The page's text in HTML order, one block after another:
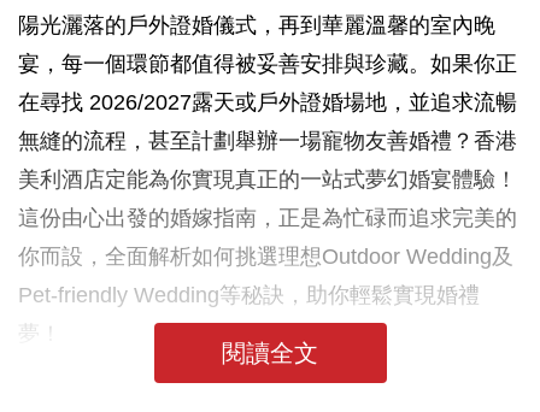
陽光灑落的戶外證婚儀式，再到華麗溫馨的室內晚
宴，每一個環節都值得被妥善安排與珍藏。如果你正
在尋找 2026/2027露天或戶外證婚場地，並追求流暢
無縫的流程，甚至計劃舉辦一場寵物友善婚禮？香港
美利酒店定能為你實現真正的一站式夢幻婚宴體驗！
這份由心出發的婚嫁指南，正是為忙碌而追求完美的
你而設，全面解析如何挑選理想Outdoor Wedding及
Pet-friendly Wedding等秘訣，助你輕鬆實現婚禮
夢！
閱讀全文